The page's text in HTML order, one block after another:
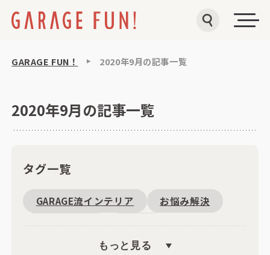
GARAGE FUN！ 2020年9月の記事一覧
2020年9月の記事一覧
タグ一覧
GARAGE流インテリア
お悩み解決
腰痛・肩こり
豆知識
初心者向け
もっと見る